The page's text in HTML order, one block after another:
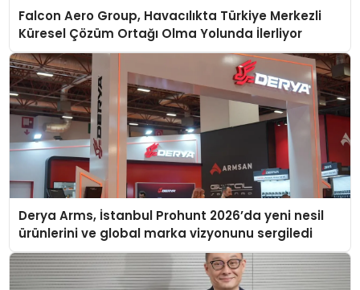
Falcon Aero Group, Havacılıkta Türkiye Merkezli
Küresel Çözüm Ortağı Olma Yolunda İlerliyor
Derya Arms, İstanbul Prohunt 2026’da yeni nesil
ürünlerini ve global marka vizyonunu sergiledi